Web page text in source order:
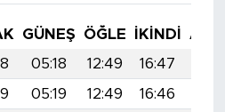
GÜNEŞ ÖĞLE İKINDI
05:18 12:49 16:47
05:19 12:49 16:46